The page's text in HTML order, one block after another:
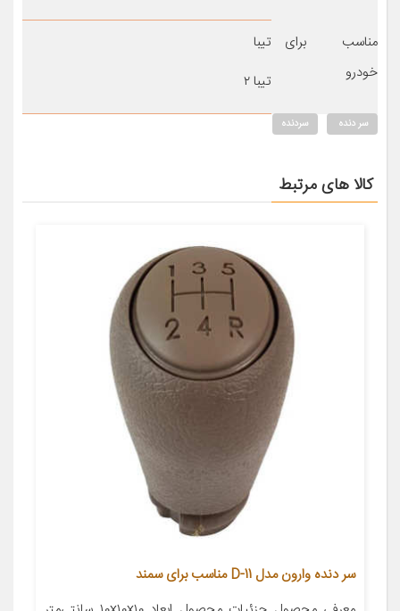
مناسب برای
خودرو
تیبا
تیبا ۲
سر دنده سردنده
کالا های مرتبط
سر دنده وارون مدل D-11 مناسب برای سمند